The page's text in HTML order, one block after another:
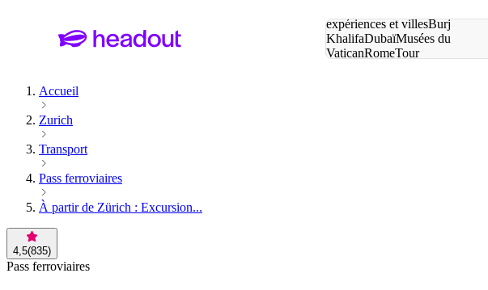
expériences et villesBurj
KhalifaDubaïMusées du
VaticanRomeTour
Accueil
Zurich
Transport
Pass ferroviaires
À partir de Zürich : Excursion...
4,5(835)
Pass ferroviaires